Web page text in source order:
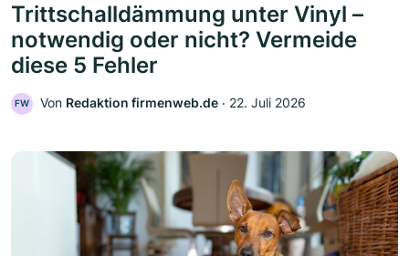
Trittschalldämmung unter Vinyl –
notwendig oder nicht? Vermeide
diese 5 Fehler
FW Von Redaktion firmenweb.de ‧ 22. Juli 2026